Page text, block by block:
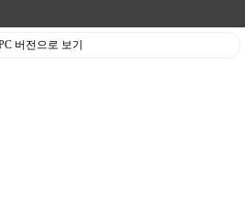
버전으로 보기